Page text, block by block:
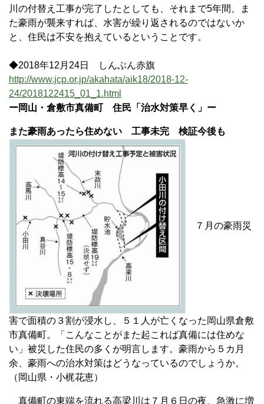
川の付替え工事が完了したとしても、それまで5年間、ま
た豪雨が襲来すれば、水害が繰り返されるのではないか
と、住民は不安を抱えているということです。
◆2018年12月24日 しんぶん赤旗
http://www.jcp.or.jp/akahata/aik18/2018-12-
24/2018122415_01_1.html
ー岡山・倉敷市真備町 住民「治水対策早く」ー
また豪雨あったら住めない 工事未完 検証今後も
７月の豪雨災
害で面積の３割が浸水し、５１人が亡くなった岡山県倉敷
市真備町。「こんなことがまた起これば真備には住めな
い」被災した住民の多くが明言します。豪雨から５カ月
余、豪雨への治水対策はどうなっているのでしょうか。
（岡山県・小梶花恵）
真備町の東端を流れる高梁川は７月６日の夜、急激に増